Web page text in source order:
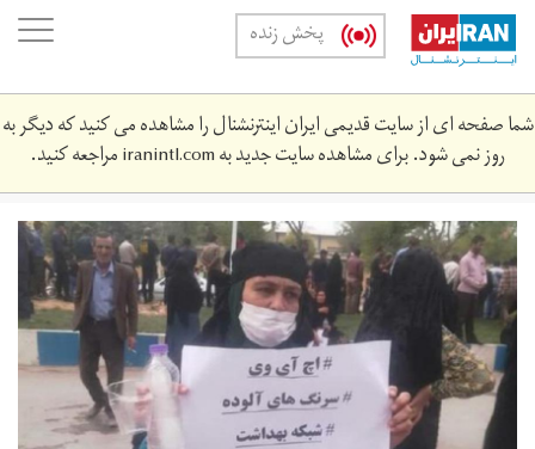
Skip
main
content
پخش زنده
شما صفحه ای از سایت قدیمی ایران اینترنشنال را مشاهده می کنید که دیگر به
روز نمی شود. برای مشاهده سایت جدید بهiranintl.comمراجعه کنید.
50687694_303.jpg